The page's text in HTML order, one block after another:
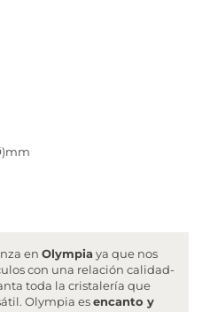
en Olympia ya que nos
con una relación calidad-
toda la cristalería que
Olympia esencanto y